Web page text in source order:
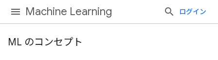
Machine Learning ログイン
ML のコンセプト